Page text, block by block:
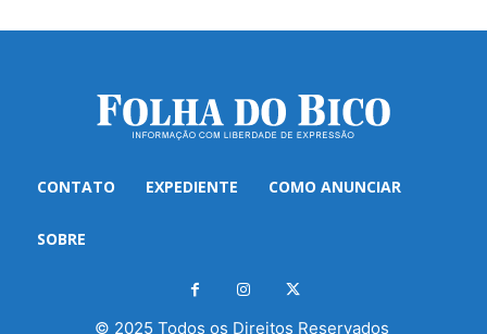
CONTATO EXPEDIENTE COMO ANUNCIAR
SOBRE
© 2025 Todos os Direitos Reservados